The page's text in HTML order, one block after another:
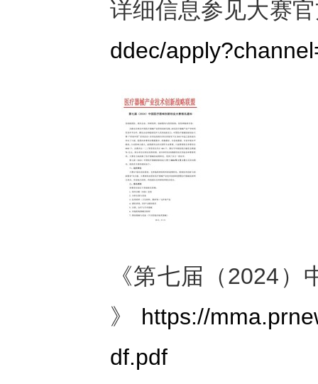
详细信息参见大赛
ddec/
《第七届（2024
》 https://
df.pdf